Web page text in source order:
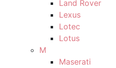
Land Rover
Lexus
Lotec
Lotus
M
Maserati